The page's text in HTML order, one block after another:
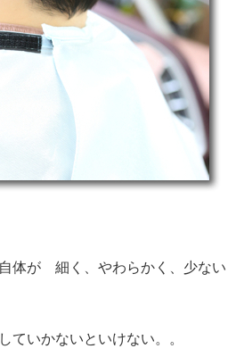
体が 細く、やわらかく、少ない
いかないといけない。。